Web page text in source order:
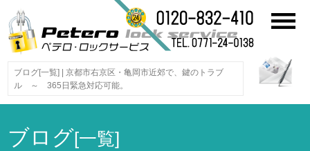
ブログ[一覧] | 京都市右京区・亀岡市近郊で、鍵のトラブ
ル ～ 365日緊急対応可能。
ブログ[一覧]